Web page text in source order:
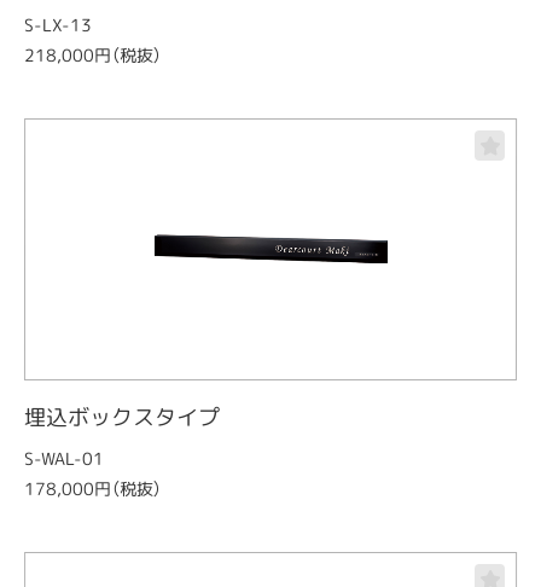
S-LX-13
218,000円（税抜）
埋込ボックスタイプ
S-WAL-01
178,000円（税抜）